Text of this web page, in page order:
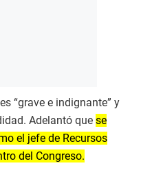
“grave e indignante” y
Adelantó que se
el jefe de Recursos
del Congreso.